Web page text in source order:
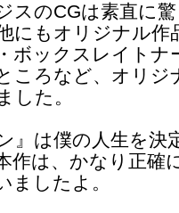
スのCGは素直に
にもオリジナル作
ボックスレイトナ
ころなど、オリジ
した。
』は僕の人生を決
作は、かなり正確
ましたよ。